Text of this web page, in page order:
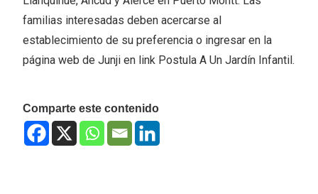
familias interesadas deben acercarse al
establecimiento de su preferencia o ingresar en la
página web de Junji en link Postula A Un Jardín Infantil.
Comparte este contenido